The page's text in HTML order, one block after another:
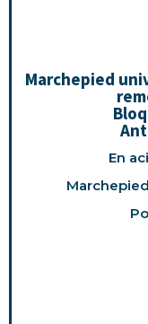
Marchepied
En